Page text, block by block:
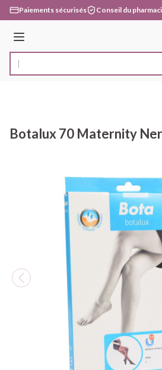
Aller au contenu
Paiements sécurisés Conseil du
Menu
Rechercher
Botalux 70 Maternity